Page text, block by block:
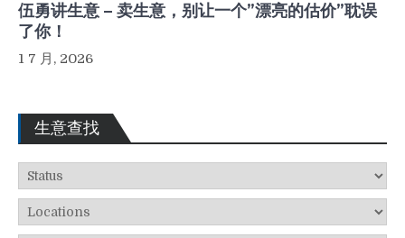
伍勇讲生意 – 卖生意，别让一个”漂亮的估价”耽误
了你！
1 7 月, 2026
生意查找